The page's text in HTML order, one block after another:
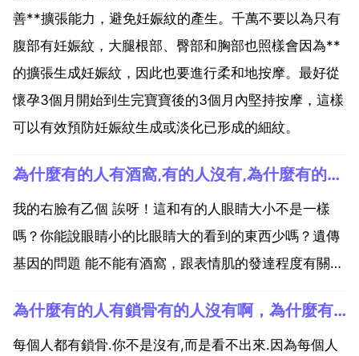
善**擴張能力，避免妊娠紋的產生。千萬不要以為只有
腹部有妊娠紋，大腿根部、臀部和胸部也照樣會因為**
的擴張生成妊娠紋，因此也要進行柔和地按摩。最好從
懷孕3個月開始到生完寶寶後的3個月內堅持按摩，這樣
可以有效預防妊娠紋生成或淡化已形成的細紋。
為什麼有的人有酒窩,有的人沒有,為什麼有的人有乙個酒窩？有的人有兩個？
我的右臉有乙個 誒呀！這和有的人眼睛大小不是一樣
嗎？你能說眼睛小的比眼睛大的看到的東西少嗎？遺傳
基因的問題 能不能有酒窩，跟表情肌的發達程度有關。
笑時候不會出現小酒窩。為什麼有的人有乙個酒窩？有
的人有兩個？有酒窩是顯性遺傳。顯性遺傳是指一對基
為什麼有的人有鎖骨有的人沒有啊，為什麼有的人的鎖骨是一字型,而有的人的不是呢
每個人都有鎖骨.你不是沒有,而是看不出來.因為每個人